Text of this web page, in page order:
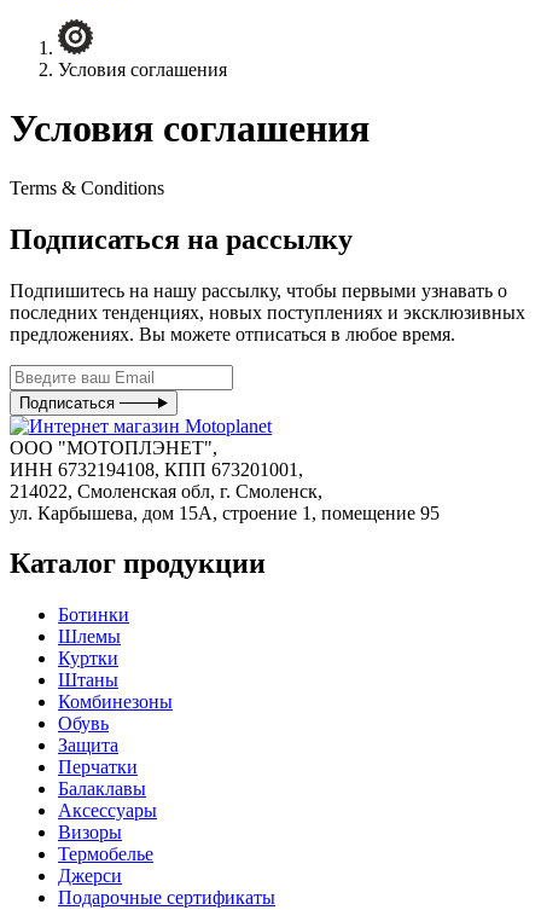
Условия соглашения
Условия соглашения
Terms & Conditions
Подписаться на рассылку
Подпишитесь на нашу рассылку, чтобы первыми узнавать о
последних тенденциях, новых поступлениях и эксклюзивных
предложениях. Вы можете отписаться в любое время.
Подписаться
ООО "МОТОПЛЭНЕТ",
ИНН 6732194108, КПП 673201001,
214022, Смоленская обл, г. Смоленск,
ул. Карбышева, дом 15А, строение 1, помещение 95
Каталог продукции
Ботинки
Шлемы
Куртки
Штаны
Комбинезоны
Обувь
Защита
Перчатки
Балаклавы
Аксессуары
Визоры
Термобелье
Джерси
Подарочные сертификаты